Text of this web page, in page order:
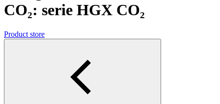
CO₂: serie HGX CO₂
Product store